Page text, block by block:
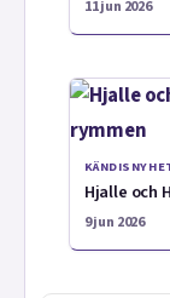
11 jun 2026
Hjalle och
9 jun 2026